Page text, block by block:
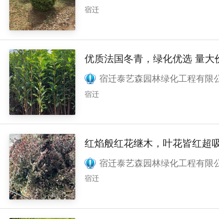
宿迁
优质法国冬青，绿
宿迁泰艺森园林绿化工程有限
宿迁
红焰般红花继木，叶花皆红超
宿迁泰艺森园林绿化工程有限
宿迁